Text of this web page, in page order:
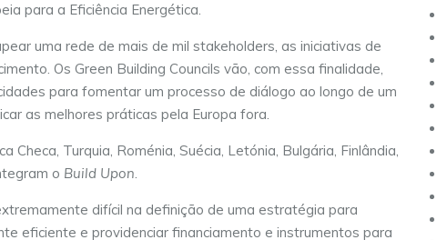
para a Eficiência Energética.
uma rede de mais de mil stakeholders, as iniciativas de
Os Green Building Councils vão, com essa finalidade,
para fomentar um processo de diálogo ao longo de um
as melhores práticas pela Europa fora.
Checa, Turquia, Roménia, Suécia, Letónia, Bulgária, Finlândia,
o Build Upon.
difícil na definição de uma estratégia para
eficiente e providenciar financiamento e instrumentos para